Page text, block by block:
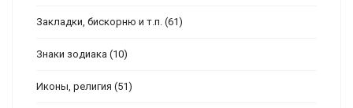
Закладки, бискорню и т.п. (61)
Знаки зодиака (10)
Иконы, религия (51)